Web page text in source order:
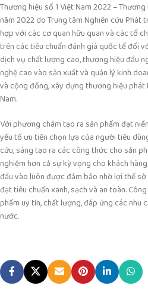
Thương hiệu số 1 Việt Nam 2022 –
năm 2022 do Trung tâm Nghiên cứu Phát
hợp với các cơ quan hữu quan và các tổ
trên các tiêu chuẩn đánh giá quốc tế đối
dịch vụ chất lượng cao, thương hiệu đầu
nghệ cao vào sản xuất và quản lý kinh
và cộng đồng, xây dựng thương hiệu
Nam.
Với phương châm tạo ra sản phẩm đạt
yếu tố ưu tiên chọn lựa của người tiêu
cứu, sáng tạo ra các công thức cho sản
nghiệm hơn cả sự kỳ vọng cho khách
đầu vào luôn được đảm bảo nhờ lợi thế
đạt tiêu chuẩn xanh, sạch và an toàn.
phẩm uy tín, chất lượng, đáp ứng các nhu
nước.